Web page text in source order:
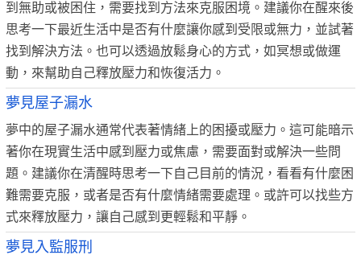
到無助或被困住，需要找到方法來克服困境。建議你在醒來後
思考一下最近生活中是否有什麼讓你感到受限或無力，並試著
找到解決方法。也可以透過放鬆身心的方式，如冥想或做運
動，來幫助自己釋放壓力和恢復活力。
夢見屋子漏水
夢中的屋子漏水通常代表著情緒上的困擾或壓力。這可能暗示
著你在現實生活中感到壓力或焦慮，需要面對或解決一些問
題。建議你在清醒時思考一下自己目前的情況，看看有什麼困
難需要克服，或者是否有什麼情緒需要處理。或許可以找些方
式來釋放壓力，讓自己感到更輕鬆和平靜。
夢見入監服刑